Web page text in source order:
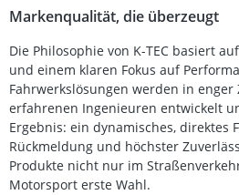
Markenqualität, die überzeugt
Die Philosophie von K-TEC basiert
und einem klaren Fokus auf
Fahrwerkslösungen werden in
erfahrenen Ingenieuren entwickelt
Ergebnis: ein dynamisches, direktes
Rückmeldung und höchster
Produkte nicht nur im
Motorsport erste Wahl.